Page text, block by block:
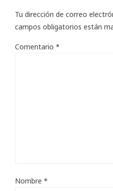
Tu dirección de correo
campos obligatorios están
Comentario *
Nombre *